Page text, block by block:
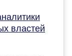
властей